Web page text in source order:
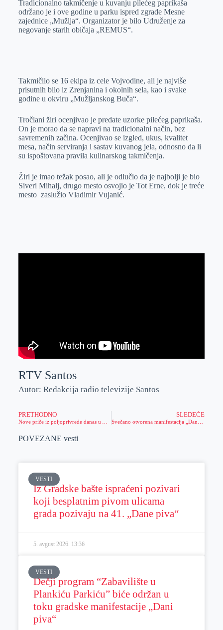
e
r
I
n
s
A
p
a
i
l
Tradicionalno takmičenje u kuvanju pilećeg paprikaša
održano je i ove godine u parku ispred zgrade Mesne
zajednice „Mužlja“. Organizator je bilo Udruženje za
negovanje starih običaja „REMUS“.
Takmičilo se 16 ekipa iz cele Vojvodine, ali je najviše
prisutnih bilo iz Zrenjanina i okolnih sela, kao i svake
godine u okviru „Mužljanskog Buča“.
Tročlani žiri ocenjivao je predate uzorke pilećeg paprikaša.
On je morao da se napravi na tradicionalni način, bez
savremenih začina. Ocenjivao se izgled, ukus, kvalitet
mesa, način serviranja i sastav kuvanog jela, odnosno da li
su ispoštovana pravila kulinarskog takmičenja.
Žiri je imao težak posao, ali je odlučio da je najbolji je bio
Siveri Mihalj, drugo mesto osvojio je Tot Erne, dok je treće
mesto zaslužio Vladimir Vujanić.
RTV Santos
Autor: Redakcija radio televizije Santos
PRETHODNO SLEDEĆE
POVEZANE vesti
VESTI
Iz Gradske bašte ispraćeni pozivari
koji besplatnim pivom ulicama
grada pozivaju na 41. „Dane piva“
5. avgust 2026. 13:36
VESTI
Dečji program “Zabavilište u
Plankiću Parkiću” biće održan u
toku gradske manifestacije „Dani
piva“